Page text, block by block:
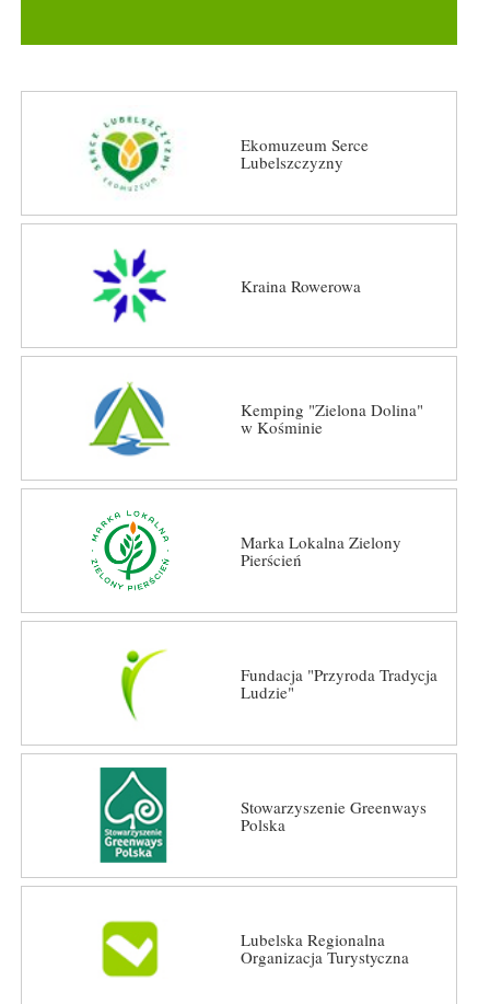
Ekomuzeum Serce
Lubelszczyzny
Kraina Rowerowa
Kemping "Zielona Dolina"
w Kośminie
Marka Lokalna Zielony
Pierścień
Fundacja "Przyroda Tradycja
Ludzie"
Stowarzyszenie Greenways
Polska
Lubelska Regionalna
Organizacja Turystyczna